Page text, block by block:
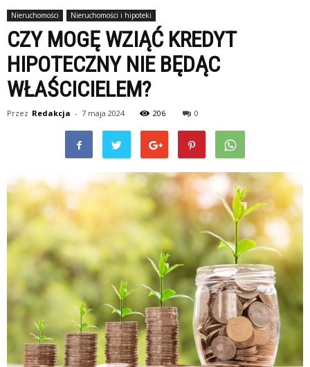
Nieruchomości Nieruchomości i hipoteki
CZY MOGĘ WZIĄĆ KREDYT
HIPOTECZNY NIE BĘDĄC
WŁAŚCICIELEM?
Przez Redakcja - 7 maja 2024 206 0